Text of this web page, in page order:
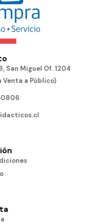
San Miguel Of. 1204
a Público)